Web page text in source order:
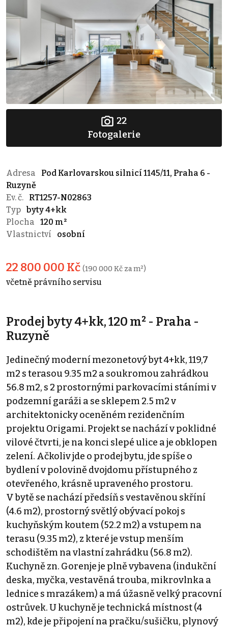
22
Fotogalerie
Adresa
Pod Karlovarskou silnicí 1145/11, Praha 6 -
Ruzyně
Ev. č.
RT1257-N02863
Typ byty 4+kk
Plocha
120 m²
Vlastnictví
osobní
22 800 000 Kč (190 000 Kč za m²)
včetně právního servisu
Prodej byty 4+kk, 120 m² - Praha -
Ruzyně
Jedinečný moderní mezonetový byt 4+kk, 119,7
m2 s terasou 9.35 m2 a soukromou zahrádkou
56.8 m2, s 2 prostornými parkovacími stáními v
podzemní garáži a se sklepem 2.5 m2 v
architektonicky oceněném rezidenčním
projektu Origami. Projekt se nachází v poklidné
vilové čtvrti, je na konci slepé ulice a je obklopen
zelení. Ačkoliv jde o prodej bytu, jde spíše o
bydlení v polovině dvojdomu přístupného z
otevřeného, krásně upraveného prostoru.
V bytě se nachází předsíň s vestavěnou skříní
(4.6 m2), prostorný světlý obývací pokoj s
kuchyňským koutem (52.2 m2) a vstupem na
terasu (9.35 m2), z které je vstup menším
schodištěm na vlastní zahrádku (56.8 m2).
Kuchyně zn. Gorenje je plně vybavena (indukční
deska, myčka, vestavěná trouba, mikrovlnka a
lednice s mrazákem) a má úžasně velký pracovní
ostrůvek. U kuchyně je technická místnost (4
m2), kde je připojení na pračku/sušičku, plynový